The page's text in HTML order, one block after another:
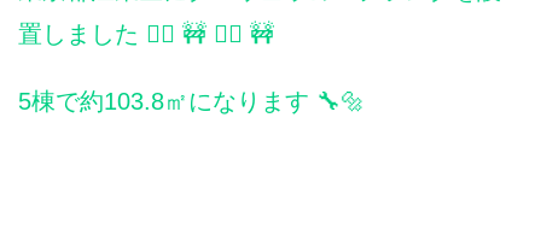
置しました 👷‍♀️ 🚧 👷‍♂️ 🚧
5棟で約103.8㎡になります 🔧🔩